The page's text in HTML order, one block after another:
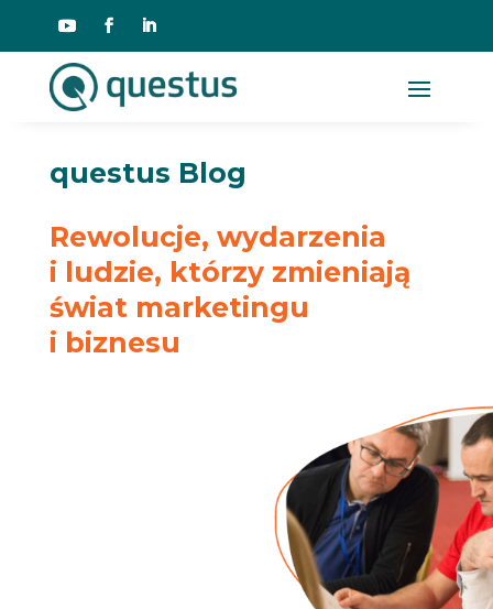
questus Blog
Rewolucje, wydarzenia
i ludzie, którzy zmieniają
świat marketingu
i biznesu